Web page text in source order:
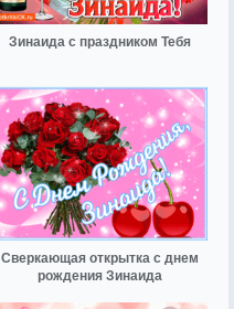
Зинаида с праздником Тебя
Сверкающая открытка с днем
рождения Зинаида